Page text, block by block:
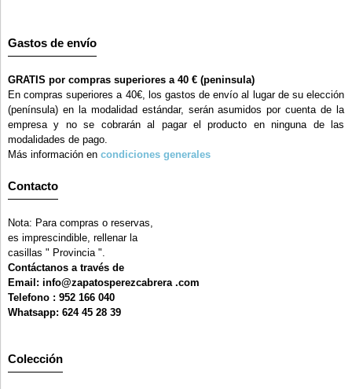
Gastos de envío
GRATIS por compras superiores a 40 € (peninsula)
En compras superiores a 40€, los gastos de envío al lugar de su elección
(península) en la modalidad estándar, serán asumidos por cuenta de la
empresa y no se cobrarán al pagar el producto en ninguna de las
modalidades de pago.
Más información en condiciones generales
Contacto
Nota: Para compras o reservas,
es imprescindible, rellenar la
casillas " Provincia ".
Contáctanos a través de
Email: info@zapatosperezcabrera .com
Telefono : 952 166 040
Whatsapp: 624 45 28 39
Colección